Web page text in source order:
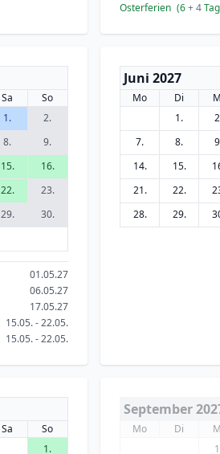
Osterferien (6+ 4
Sa
So
1.
2.
8.
9.
15.
16.
22.
23.
29.
30.
01.05.27
06.05.27
17.05.27
15.05. - 22.05.
15.05. - 22.05.
Juni 2027
Mo Di
1.
7.
8.
14.
15.
21.
22.
28.
29.
Sa
So
1.
September
Mo
Di